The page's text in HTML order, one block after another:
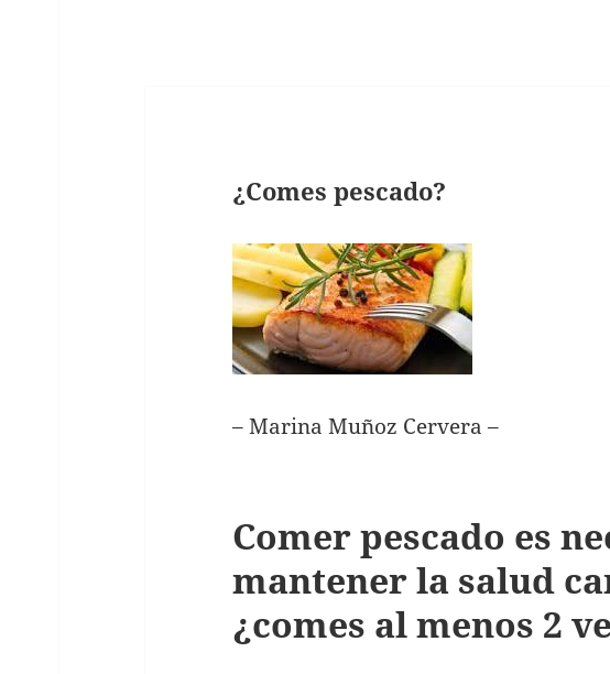
¿Comes pescado?
– Marina Muñoz Cervera –
Comer pescado es
mantener la salud
¿comes al menos 2